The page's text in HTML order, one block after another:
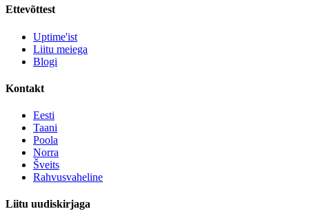
Ettevõttest
Uptime'ist
Liitu meiega
Blogi
Kontakt
Eesti
Taani
Poola
Norra
Šveits
Rahvusvaheline
Liitu uudiskirjaga